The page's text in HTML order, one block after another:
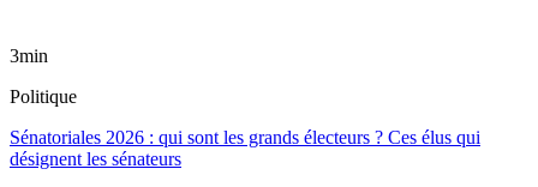
3min
Politique
Sénatoriales 2026 : qui sont les grands électeurs ? Ces élus qui
désignent les sénateurs